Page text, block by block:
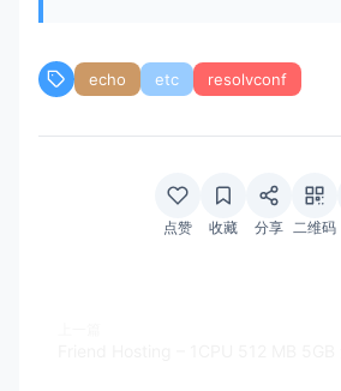
echo etc resolvconf
点赞 收藏 分享 二维码